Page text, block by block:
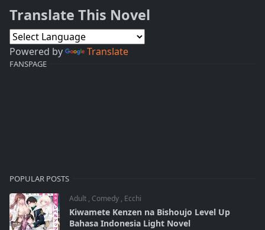
Translate This Novel
Powered by Translate
FANSPAGE
POPULAR POSTS
Adult , Comedy , Ecchi
Kiwamete Kenzen na Bishoujo Level Up
Bahasa Indonesia Light Novel